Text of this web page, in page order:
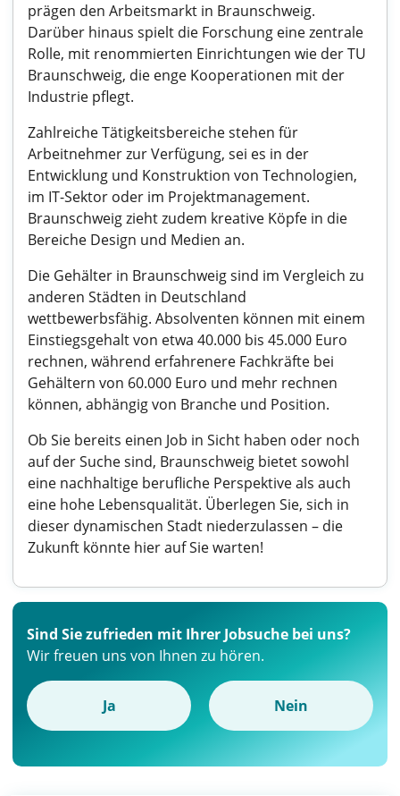
prägen den Arbeitsmarkt in Braunschweig.
Darüber hinaus spielt die Forschung eine zentrale
Rolle, mit renommierten Einrichtungen wie der TU
Braunschweig, die enge Kooperationen mit der
Industrie pflegt.
Zahlreiche Tätigkeitsbereiche stehen für
Arbeitnehmer zur Verfügung, sei es in der
Entwicklung und Konstruktion von Technologien,
im IT-Sektor oder im Projektmanagement.
Braunschweig zieht zudem kreative Köpfe in die
Bereiche Design und Medien an.
Die Gehälter in Braunschweig sind im Vergleich zu
anderen Städten in Deutschland
wettbewerbsfähig. Absolventen können mit einem
Einstiegsgehalt von etwa 40.000 bis 45.000 Euro
rechnen, während erfahrenere Fachkräfte bei
Gehältern von 60.000 Euro und mehr rechnen
können, abhängig von Branche und Position.
Ob Sie bereits einen Job in Sicht haben oder noch
auf der Suche sind, Braunschweig bietet sowohl
eine nachhaltige berufliche Perspektive als auch
eine hohe Lebensqualität. Überlegen Sie, sich in
dieser dynamischen Stadt niederzulassen – die
Zukunft könnte hier auf Sie warten!
Sind Sie zufrieden mit Ihrer Jobsuche bei uns?
Wir freuen uns von Ihnen zu hören.
Ja Nein